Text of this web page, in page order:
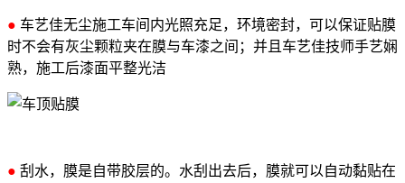
● 车艺佳无尘施工车间内光照充足，环境密封，可以保证贴膜
时不会有灰尘颗粒夹在膜与车漆之间；并且车艺佳技师手艺娴
熟，施工后漆面平整光洁
● 刮水，膜是自带胶层的。水刮出去后，膜就可以自动黏贴在